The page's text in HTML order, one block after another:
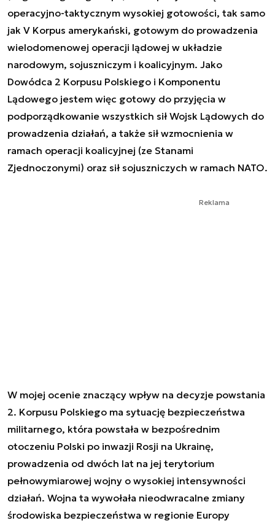
operacyjno-taktycznym wysokiej gotowości, tak samo
jak V Korpus amerykański, gotowym do prowadzenia
wielodomenowej operacji lądowej w układzie
narodowym, sojuszniczym i koalicyjnym. Jako
Dowódca 2 Korpusu Polskiego i Komponentu
Lądowego jestem więc gotowy do przyjęcia w
podporządkowanie wszystkich sił Wojsk Lądowych do
prowadzenia działań, a także sił wzmocnienia w
ramach operacji koalicyjnej (ze Stanami
Zjednoczonymi) oraz sił sojuszniczych w ramach NATO.
Reklama
W mojej ocenie znaczący wpływ na decyzje powstania
2. Korpusu Polskiego ma sytuację bezpieczeństwa
militarnego, która powstała w bezpośrednim
otoczeniu Polski po inwazji Rosji na Ukrainę,
prowadzenia od dwóch lat na jej terytorium
pełnowymiarowej wojny o wysokiej intensywności
działań. Wojna ta wywołała nieodwracalne zmiany
środowiska bezpieczeństwa w regionie Europy